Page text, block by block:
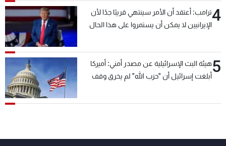
4ترامب: أعتقد أن الأمر سينتهي قريبًا جدًا لأن
الإيرانيين لا يمكن أن يستمروا على هذا الحال
5هيئة البث الإسرائيلية عن مصدر أمني: أميركا
أبلغت إسرائيل أن "حزب الله" لم يخرق وقف